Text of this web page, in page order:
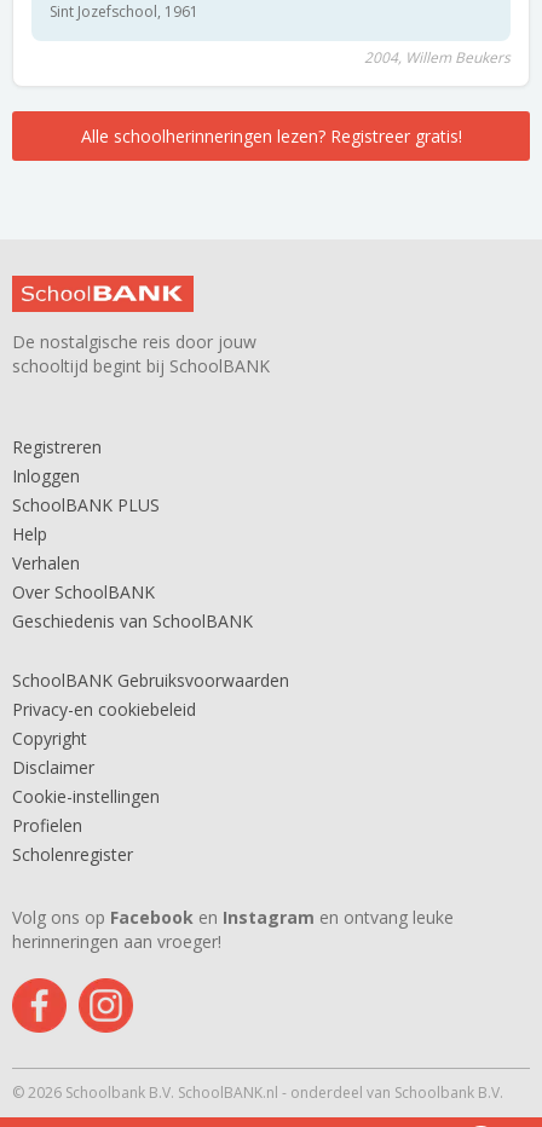
Sint Jozefschool, 1961
2004, Willem Beukers
Alle schoolherinneringen lezen? Registreer gratis!
De nostalgische reis door jouw
schooltijd begint bij SchoolBANK
Registreren
Inloggen
SchoolBANK PLUS
Help
Verhalen
Over SchoolBANK
Geschiedenis van SchoolBANK
SchoolBANK Gebruiksvoorwaarden
Privacy-en cookiebeleid
Copyright
Disclaimer
Cookie-instellingen
Profielen
Scholenregister
Volg ons op Facebook en Instagram en ontvang leuke
herinneringen aan vroeger!
© 2026 Schoolbank B.V. SchoolBANK.nl - onderdeel van Schoolbank B.V.